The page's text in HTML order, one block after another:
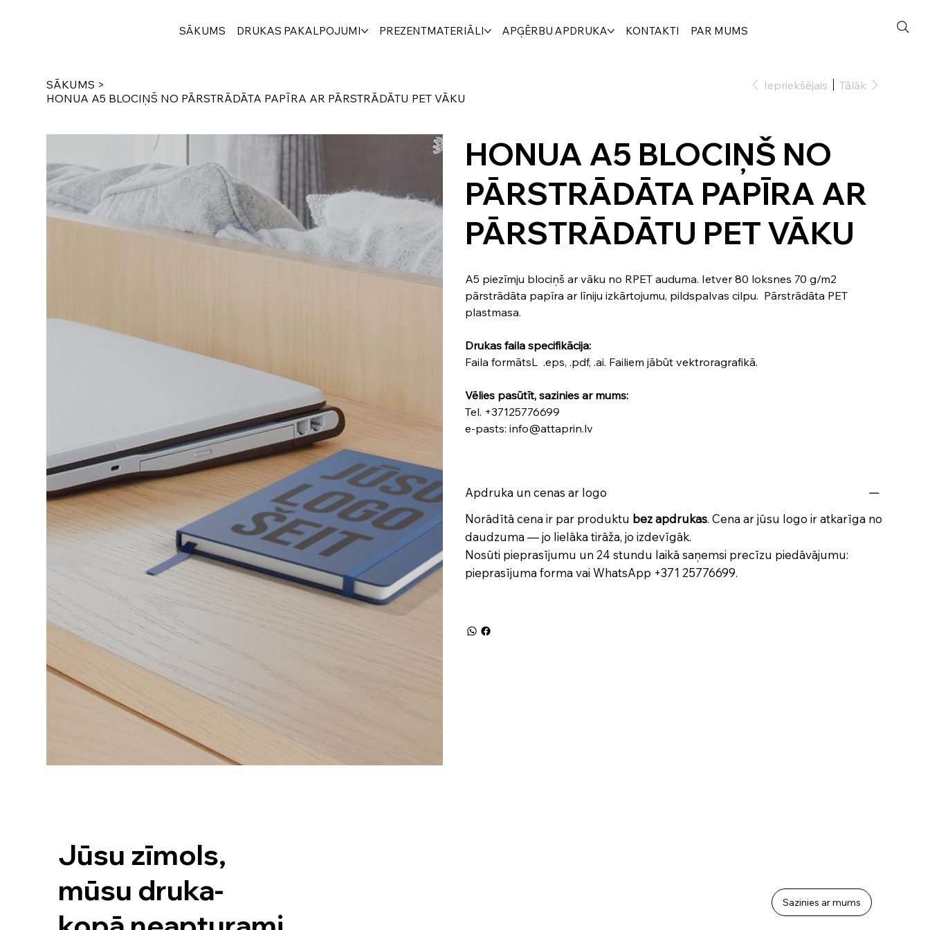
SĀKUMS DRUKAS PAKALPOJUMI PREZENTMATERIĀLI APĢĒRBU APDRUKA KONTAKTI PAR MUMS
SĀKUMS >
HONUA A5 BLOCIŅŠ NO PĀRSTRĀDĀTA PAPĪRA AR PĀRSTRĀDĀTU PET VĀKU
Iepriekšējais Tālāk
HONUA A5 BLOCIŅŠ NO
PĀRSTRĀDĀTA PAPĪRA AR
PĀRSTRĀDĀTU PET VĀKU
A5 piezīmju blociņš ar vāku no RPET auduma. Ietver 80 loksnes 70 g/m2
pārstrādāta papīra ar līniju izkārtojumu, pildspalvas cilpu. Pārstrādāta PET
plastmasa.
Drukas faila specifikācija:
Faila formātsL .eps, .pdf, .ai. Failiem jābūt vektroragrafikā.
Vēlies pasūtīt, sazinies ar mums:
Tel. +37125776699
e-pasts: info@attaprin.lv
Apdruka un cenas ar logo
Norādītā cena ir par produktu bez apdrukas. Cena ar jūsu logo ir atkarīga no
daudzuma — jo lielāka tirāža, jo izdevīgāk.
Nosūti pieprasījumu un 24 stundu laikā saņemsi precīzu piedāvājumu:
pieprasījuma forma vai WhatsApp +371 25776699.
Jūsu zīmols,
mūsu druka-
Sazinies ar mums